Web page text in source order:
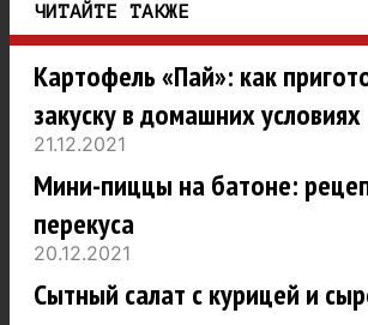
ЧИТАЙТЕ ТАКЖЕ
Картофель «Пай»: как
закуску в домашних условиях
21.12.2021
Мини-пиццы на батоне:
перекуса
20.12.2021
Сытный салат с курицей и